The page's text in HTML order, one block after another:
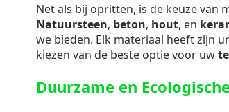
Net als bij opritten, is de keuze van
Natuursteen, beton, hout, en
we bieden. Elk materiaal heeft zijn
kiezen van de beste optie voor uw
Duurzame en